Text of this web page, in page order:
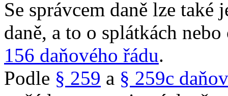
Se správcem daně lze také
daně, a to o splátkách
156 daňového řádu.
Podle § 259 a § 259c